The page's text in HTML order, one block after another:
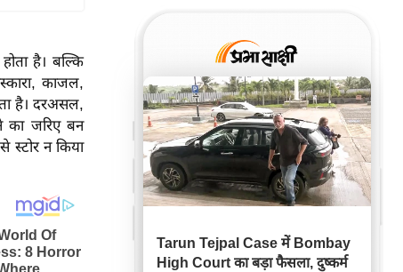
है। बल्कि
काजल,
है। दरअसल,
का जरिए बन
स्टोर न किया
Tarun Tejpal Case में Bombay
High Court का बड़ा फैसला, दुष्कर्म